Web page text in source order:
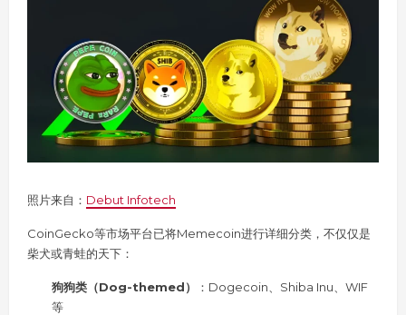
照片来自： Debut Infotech
CoinGecko等市场平台已将Memecoin进行详细分类，不仅仅是
柴犬或青蛙的天下：
狗狗类（Dog-themed）
：Dogecoin、Shiba Inu、WIF
等